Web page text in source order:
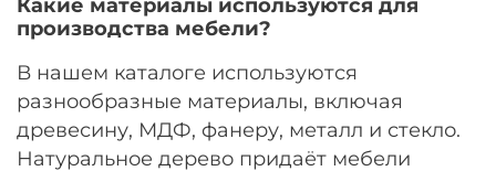
Какие материалы используются для
производства мебели?
В нашем каталоге используются
разнообразные материалы, включая
древесину, МДФ, фанеру, металл и стекло.
Натуральное дерево придаёт мебели